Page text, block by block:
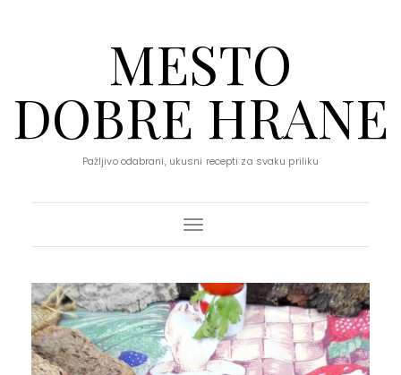
MESTO
DOBRE HRANE
Pažljivo odabrani, ukusni recepti za svaku priliku
Toggle Navigation